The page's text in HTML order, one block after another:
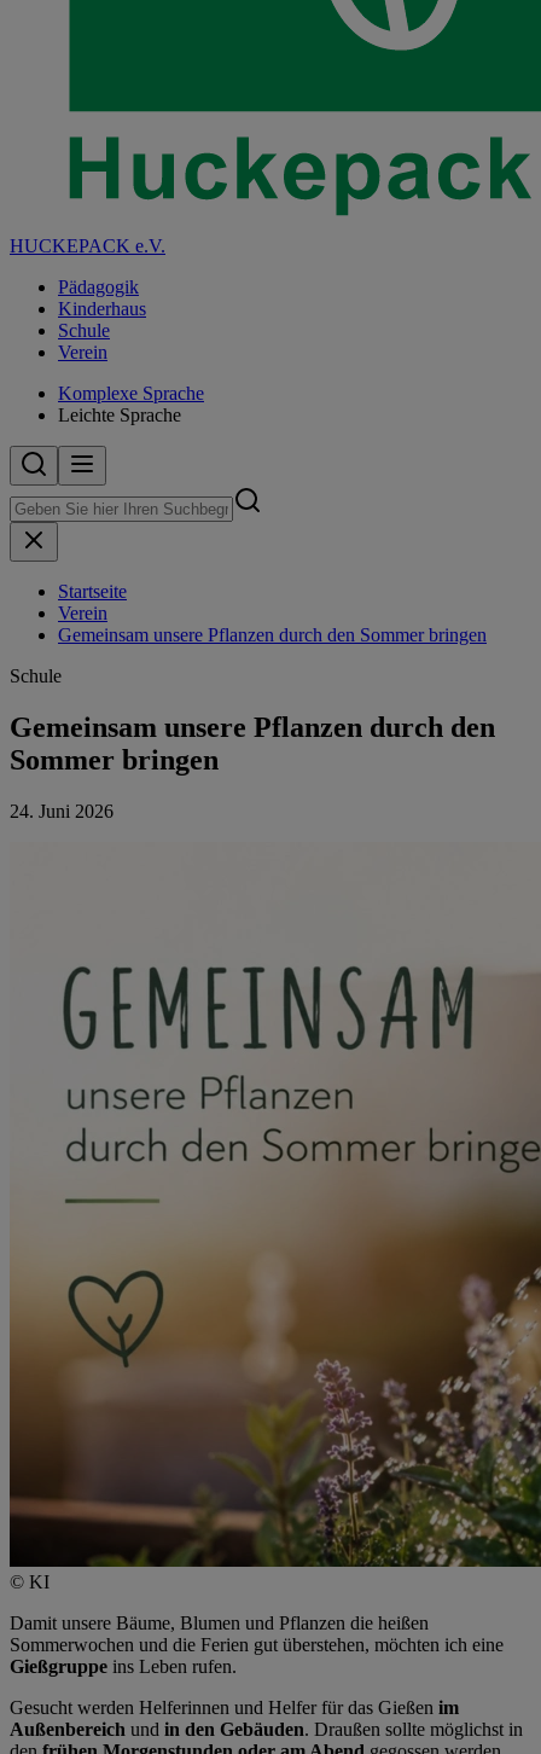
HUCKEPACK e.V.
Pädagogik
Kinderhaus
Schule
Verein
Komplexe Sprache
Leichte Sprache
Startseite
Verein
Gemeinsam unsere Pflanzen durch den Sommer bringen
Schule
Gemeinsam unsere Pflanzen durch den
Sommer bringen
24. Juni 2026
© KI
Damit unsere Bäume, Blumen und Pflanzen die heißen
Sommerwochen und die Ferien gut überstehen, möchten ich eine
Gießgruppe ins Leben rufen.
Gesucht werden Helferinnen und Helfer für das Gießen im
Außenbereich und in den Gebäuden. Draußen sollte möglichst in